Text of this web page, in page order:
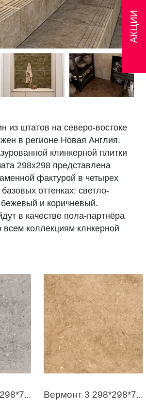
из штатов на северо-востоке
в регионе Новая Англия.
клинкерной плитки
298х298 представлена
фактурой в четырех
оттенках: светло-
и коричневый.
в качестве пола-партнёра
всем коллекциям клнкерной
Вермонт 2 298*298*7 НОВЫЙ серый (1,51м2 / 17шт) Вермонт 3 298*298*7 НОВЫЙ бежевый (1,51м2 / 17шт)
АКЦИИ